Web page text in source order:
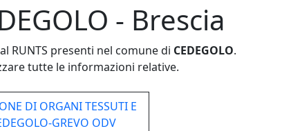
- Brescia
RUNTS presenti nel comune di CEDEGOLO.
tutte le informazioni relative.
DI ORGANI TESSUTI E
GREVO ODV